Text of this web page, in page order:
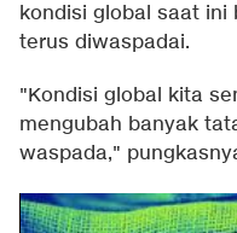
kondisi global saat ini
terus diwaspadai.
"Kondisi global kita
mengubah banyak
waspada,"